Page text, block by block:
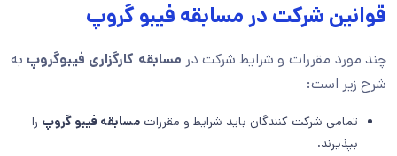
قوانین شرکت در مسابقه فیبو گروپ
چند مورد مقررات و شرایط شرکت در مسابقه کارگزاری فیبوگروپبه
شرح زیر است:
تمامی شرکت کنندگان باید شرایط و مقررات مسابقه فیبو گروپ را
بپذیرند.